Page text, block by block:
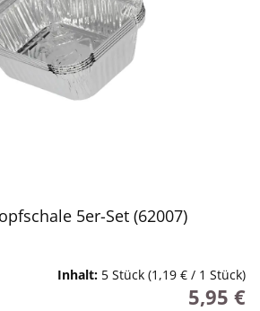
5er-Set (62007)
Inhalt: 5 Stück (1,19 € / 1 Stück)
5,95 €